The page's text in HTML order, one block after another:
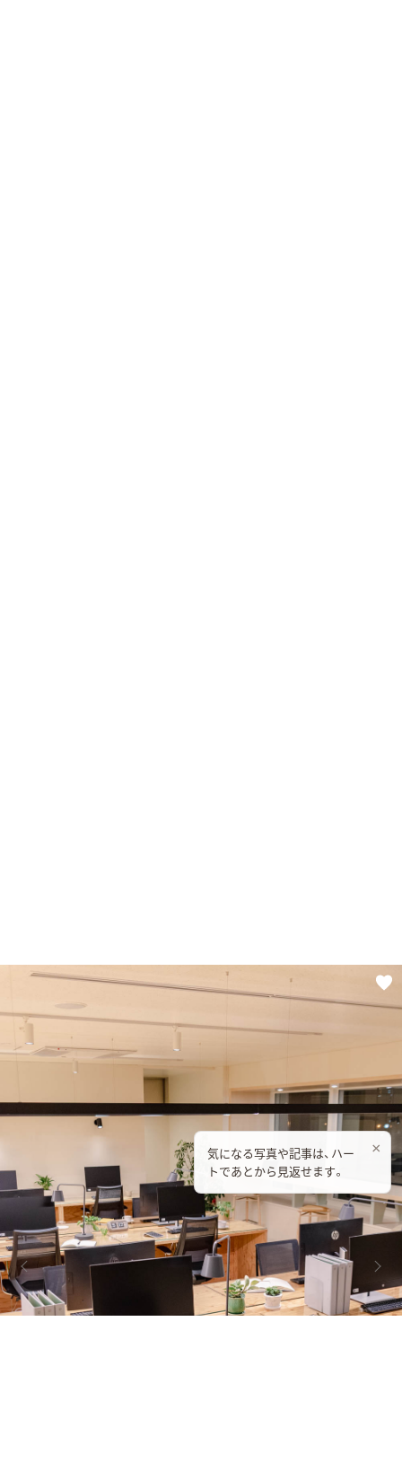
×
気になる写真や記事は、ハー
トであとから見返せます。